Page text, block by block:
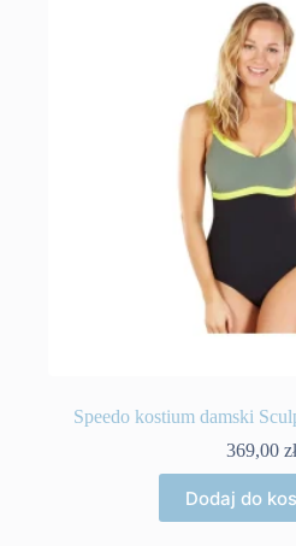
Speedo kostium damski
369,00 zł
Dodaj do